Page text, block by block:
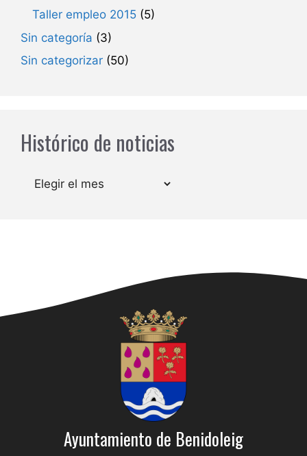
Taller empleo 2015 (5)
Sin categoría (3)
Sin categorizar (50)
Histórico de noticias
Archivos
Ayuntamiento de Benidoleig